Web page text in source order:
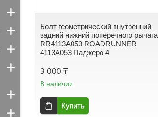
Болт геометрический внутренний
задний нижний поперечного рычага
RR4113A053 ROADRUNNER
4113A053 Паджеро 4
3 000 ₸
В наличии
Купить